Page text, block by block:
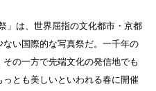
」は、世界屈指の文化都市・京都
い国際的な写真祭だ。一千年の
の一方で先端文化の発信地でも
とも美しいといわれる春に開催